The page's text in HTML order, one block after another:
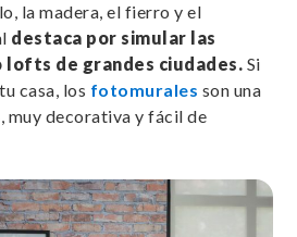
la madera, el fierro y el
destaca por simular las
lofts de grandes ciudades. Si
casa, los fotomurales son una
muy decorativa y fácil de